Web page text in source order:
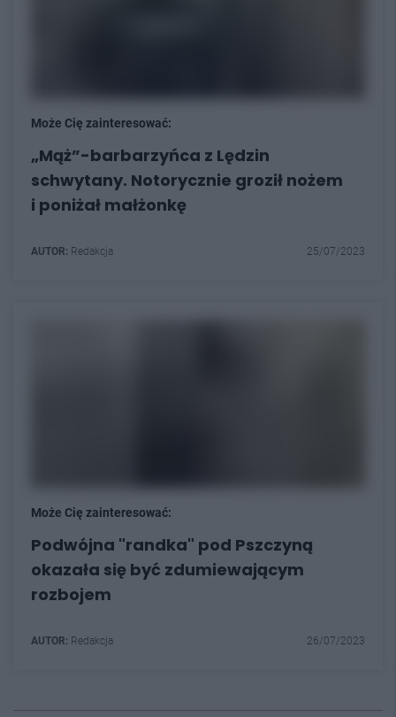
Może Cię zainteresować:
„Mąż”-barbarzyńca z Lędzin
schwytany. Notorycznie groził nożem
i poniżał małżonkę
AUTOR: Redakcja 25/07/2023
Może Cię zainteresować:
Podwójna "randka" pod Pszczyną
okazała się być zdumiewającym
rozbojem
AUTOR: Redakcja 26/07/2023